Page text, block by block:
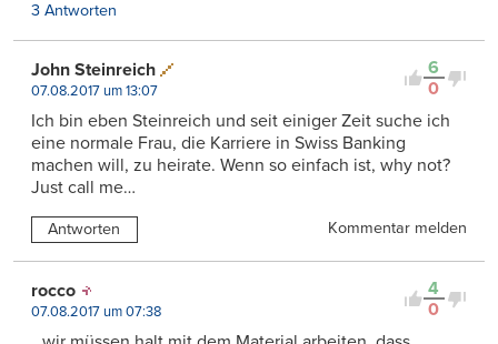
3 Antworten
6
0
John Steinreich
07.08.2017 um 13:07
Ich bin eben Steinreich und seit einiger Zeit suche ich
eine normale Frau, die Karriere in Swiss Banking
machen will, zu heirate. Wenn so einfach ist, why not?
Just call me…
Antworten Kommentar melden
4
0
rocco
07.08.2017 um 07:38